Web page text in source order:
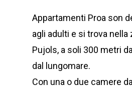
Appartamenti Proa son
agli adulti e si trova nella
Pujols, a soli 300 metri
dal lungomare.
Con una o due camere